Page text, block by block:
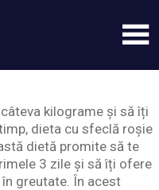
kilograme și să îți
dieta cu sfeclă roșie
dietă promite să te
3 zile și să îți ofere
greutate. În acest